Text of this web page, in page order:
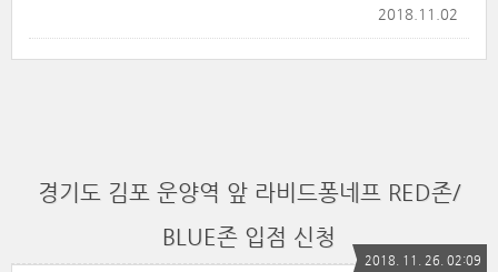
2018.11.02
경기도 김포 운양역 앞 라비드퐁네프 RED존/
BLUE존 입점 신청
2018. 11. 26. 02:09